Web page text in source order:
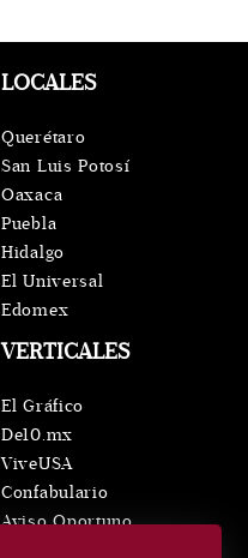
VERTICALES
El Gráfico
De10.mx
ViveUSA
Confabulario
Aviso Oportuno
LOCALES
Querétaro
San Luis Potosí
Oaxaca
Puebla
Hidalgo
El Universal
Edomex